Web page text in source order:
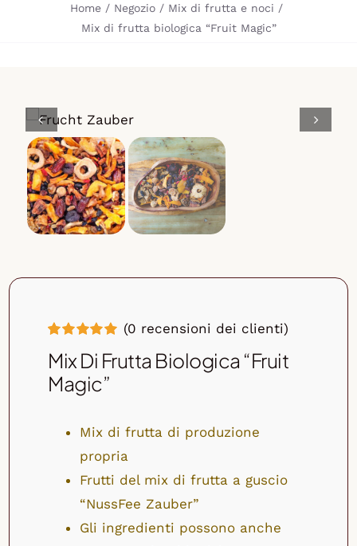
Info
Miscele di frutta e noci
Muesli
Tè
Non cibo
Home Negozio
Mix di frutta e noci
Mix di frutta biologica “Fruit Magic”
5.00su 5 su
base di
recensioni
(0 recensioni dei clienti)
Mix Di Frutta Biologica “Fruit
Magic”
Mix di frutta di produzione
propria
Frutti del mix di frutta a guscio
“NussFee Zauber”
Gli ingredienti possono anche